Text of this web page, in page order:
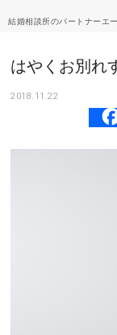
合コン・街コン
マッチングアプリ
結婚相談所のパートナーエ
はやくお別れ
2018.11.22